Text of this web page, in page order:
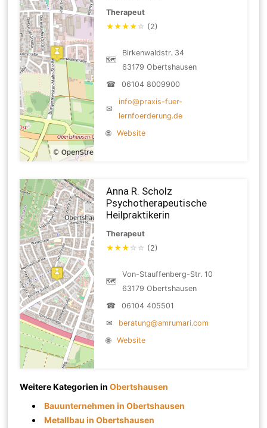
Therapeut
★★★★ ☆ (2)
🗺
Birkenwaldstr. 34
63179 Obertshausen
☎
06104 8009900
✉
info@praxis-fuer-
lernfoerderung.de
🌐
Website
Anna R. Scholz
Psychotherapeutische
Heilpraktikerin
Therapeut
★★★ ☆ ☆ (2)
🗺
Von-Stauffenberg-Str. 10
63179 Obertshausen
☎
06104 405501
✉
beratung@amrumari.com
🌐
Website
Weitere Kategorien inObertshausen
Bauunternehmen in Obertshausen
Metallbau in Obertshausen